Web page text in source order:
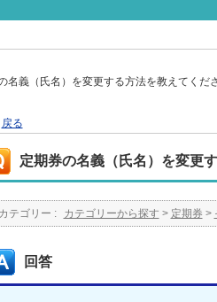
名義（氏名）を変更する方法を教えてくだ
戻る
定期券の名義（氏名）を変更
カテゴリー : カテゴリーから探す > 定期券 >
回答